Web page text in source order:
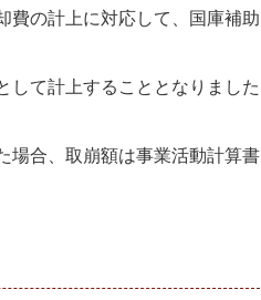
費の計上に対応して、国庫補助
して計上することとなりました
場合、取崩額は事業活動計算書